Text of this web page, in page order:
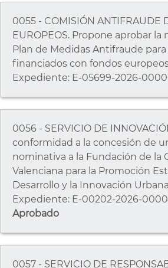
0055 - COMISIÓN ANTIFRAUDE
EUROPEOS. Propone aprobar la
Plan de Medidas Antifraude
financiados con fondos
Expediente: E-05699-2026-
0056 - SERVICIO DE
conformidad a la concesión de
nominativa a la Fundación de la
Valenciana para la Promoción
Desarrollo y la Innovación
Expediente: E-00202-2026-
Aprobado
0057 - SERVICIO DE